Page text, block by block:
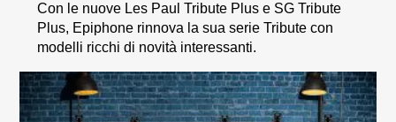
Con le nuove Les Paul Tribute Plus e SG Tribute
Plus, Epiphone rinnova la sua serie Tribute con
modelli ricchi di novità interessanti.